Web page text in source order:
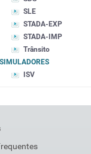
SLE
STADA-EXP
STADA-IMP
Trânsito
SIMULADORES
ISV